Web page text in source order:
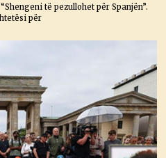
të pezullohet për Spanjën”.
për